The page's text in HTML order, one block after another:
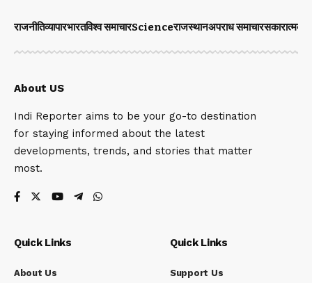
राजनीतिव्यापारभारतविश्व समाचारScienceराजस्थानअपराध समाचारसकारात्मक
About US
Indi Reporter aims to be your go-to destination
for staying informed about the latest
developments, trends, and stories that matter
most.
Quick Links
About Us
Quick Links
Support Us